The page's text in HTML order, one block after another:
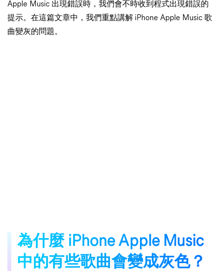
Apple Music 出現錯誤時，我們會不時收到程式出現錯誤的
提示。在這篇文章中，我們重點講解 iPhone Apple Music 歌
曲變灰的問題。
為什麼 iPhone Apple Music
中的有些歌曲會變成灰色？